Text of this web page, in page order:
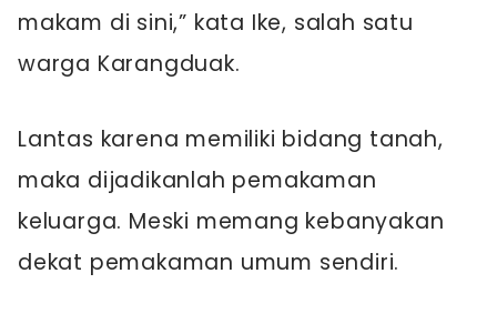
makam di sini,” kata Ike, salah satu
warga Karangduak.
Lantas karena memiliki bidang tanah,
maka dijadikanlah pemakaman
keluarga. Meski memang kebanyakan
dekat pemakaman umum sendiri.